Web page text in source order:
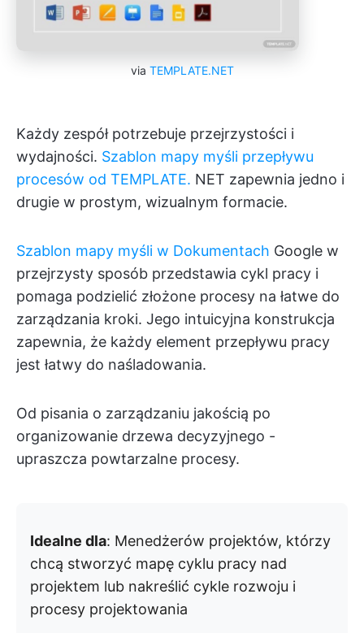
via TEMPLATE.NET
Każdy zespół potrzebuje przejrzystości i
wydajności. Szablon mapy myśli przepływu
procesów od TEMPLATE. NET zapewnia jedno i
drugie w prostym, wizualnym formacie.
Szablon mapy myśli w Dokumentach Google w
przejrzysty sposób przedstawia cykl pracy i
pomaga podzielić złożone procesy na łatwe do
zarządzania kroki. Jego intuicyjna konstrukcja
zapewnia, że każdy element przepływu pracy
jest łatwy do naśladowania.
Od pisania o zarządzaniu jakością po
organizowanie drzewa decyzyjnego -
upraszcza powtarzalne procesy.
Idealne dla: Menedżerów projektów, którzy
chcą stworzyć mapę cyklu pracy nad
projektem lub nakreślić cykle rozwoju i
procesy projektowania